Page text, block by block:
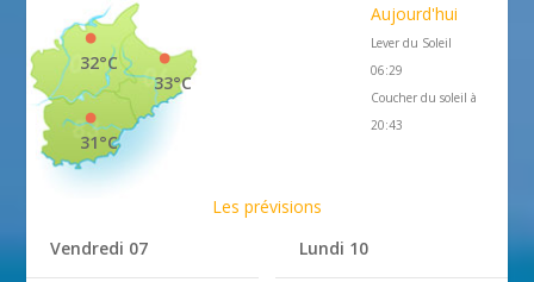
33°C
32°C
31°C
Aujourd'hui
Lever du Soleil
06:29
Coucher du soleil à
20:43
Les prévisions
Vendredi 07
Lundi 10